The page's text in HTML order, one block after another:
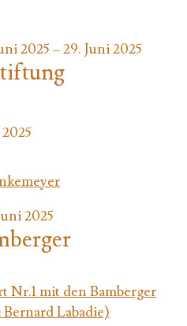
2025 – 29. Juni 2025
2025
Nr.1 mit den Bamberger
Labadie)